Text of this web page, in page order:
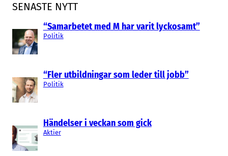
SENASTE NYTT
“Samarbetet med M har varit lyckosamt”
Politik
“Fler utbildningar som leder till jobb”
Politik
Händelser i veckan som gick
Aktier